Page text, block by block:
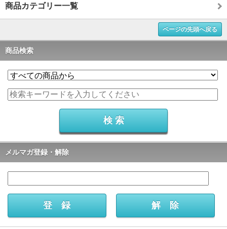
商品カテゴリー一覧
ページの先頭へ戻る
商品検索
メルマガ登録・解除